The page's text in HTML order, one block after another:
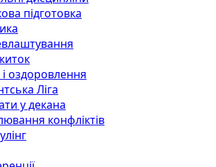
підготовка
оздоровлення
Ліга
у декана
конфліктів